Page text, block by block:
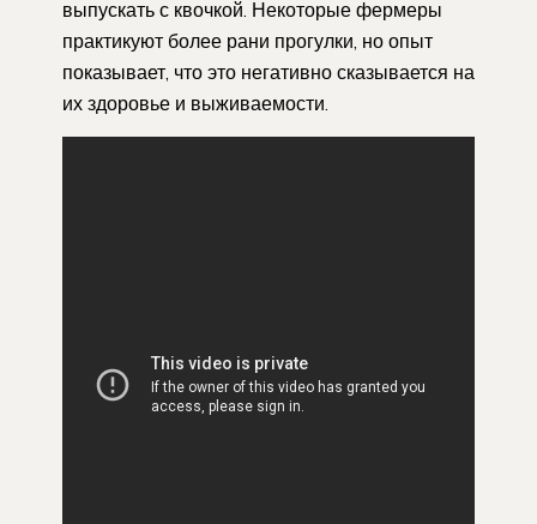
выпускать с квочкой. Некоторые фермеры
практикуют более рани прогулки, но опыт
показывает, что это негативно сказывается на
их здоровье и выживаемости.